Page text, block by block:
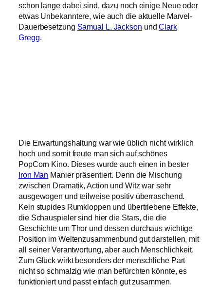
schon lange dabei sind, dazu noch einige Neue oder
etwas Unbekanntere, wie auch die aktuelle Marvel-
Dauerbesetzung Samual L. Jackson undClark
Gregg
Die Erwartungshaltung war wie üblich nicht wirklich
hoch und somit freute man sich auf schönes
PopCorn Kino. Dieses wurde auch einen in bester
Iron Man Manier präsentiert. Denn die Mischung
zwischen Dramatik, Action und Witz war sehr
ausgewogen und teilweise positiv überraschend.
Kein stupides Rumkloppen und übertriebene Effekte,
die Schauspieler sind hier die Stars, die die
Geschichte um Thor und dessen durchaus wichtige
Position im Weltenzusammenbund gut darstellen, mit
all seiner Verantwortung, aber auch Menschlichkeit.
Zum Glück wirkt besonders der menschliche Part
nicht so schmalzig wie man befürchten könnte, es
funktioniert und passt einfach gut zusammen.